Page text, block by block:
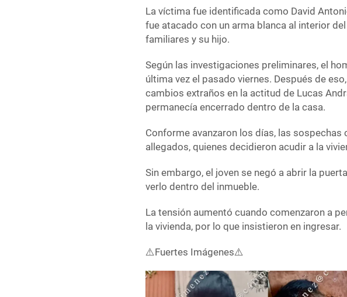
La víctima fue identificada como David
fue atacado con un arma blanca al interior
familiares y su hijo.
Según las investigaciones preliminares, el
última vez el pasado viernes. Después de
cambios extraños en la actitud de Lucas
permanecía encerrado dentro de la casa.
Conforme avanzaron los días, las
allegados, quienes decidieron acudir a la
Sin embargo, el joven se negó a abrir la
verlo dentro del inmueble.
La tensión aumentó cuando comenzaron a
la vivienda, por lo que insistieron en ingresar.
⚠️Fuertes Imágenes⚠️